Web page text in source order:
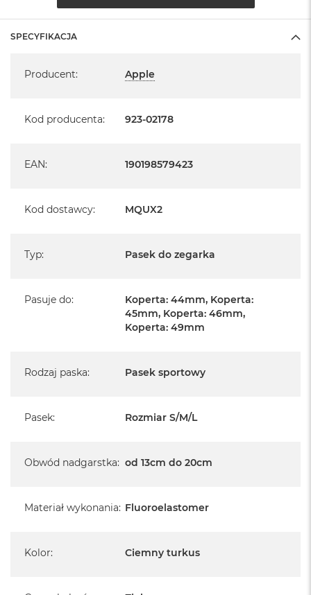
SPECYFIKACJA
Producent: Apple
Kod producenta: 923-02178
EAN: 190198579423
Kod dostawcy: MQUX2
Typ: Pasek do zegarka
Pasuje do:
Koperta: 44mm, Koperta:
45mm, Koperta: 46mm,
Koperta: 49mm
Rodzaj paska: Pasek sportowy
Pasek: Rozmiar S/M/L
Obwód nadgarstka: od 13cm do 20cm
Materiał wykonania: Fluoroelastomer
Kolor: Ciemny turkus